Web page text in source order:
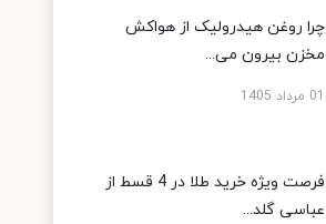
چرا روغن هیدرولیک از هواکش
مخزن بیرون می...
01 مرداد 1405
فرصت ویژه خرید طلا در 4 قسط از
عباسی گلد...